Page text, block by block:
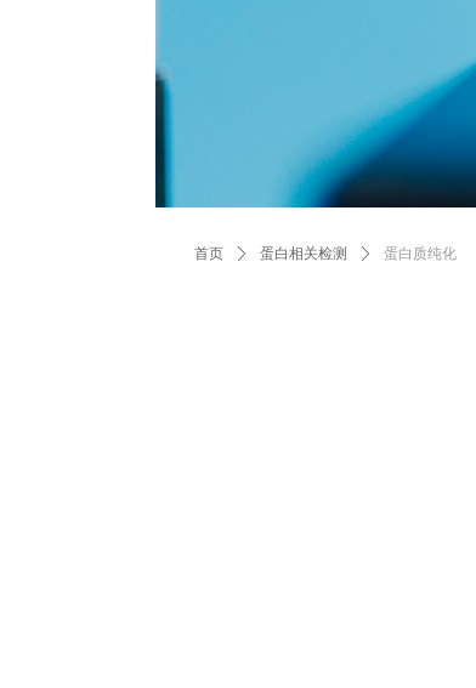
首页 ꄲ 蛋白相关检测 ꄲ 蛋白质纯化